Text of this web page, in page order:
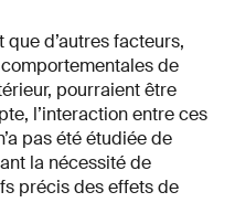
d’autres facteurs,
de
pourraient être
l’interaction entre ces
pas été étudiée de
la nécessité de
précis des effets de